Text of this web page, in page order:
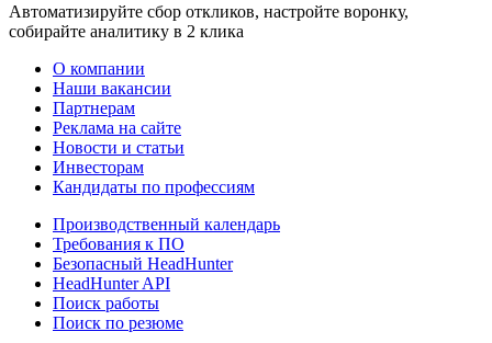
Автоматизируйте сбор откликов, настройте воронку,
собирайте аналитику в 2 клика
О компании
Наши вакансии
Партнерам
Реклама на сайте
Новости и статьи
Инвесторам
Кандидаты по профессиям
Производственный календарь
Требования к ПО
Безопасный HeadHunter
HeadHunter API
Поиск работы
Поиск по резюме